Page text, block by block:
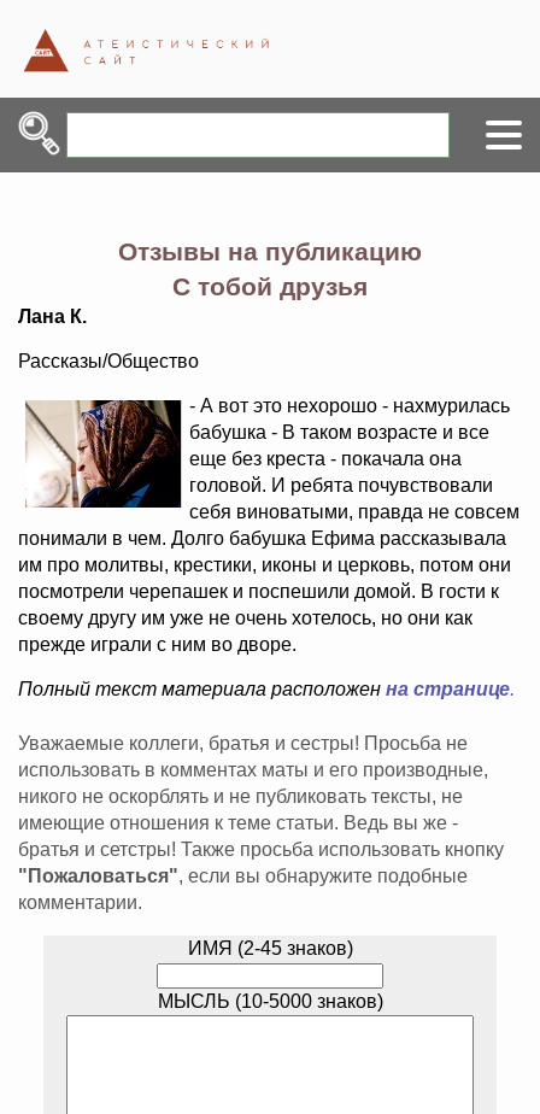
Отзывы на публикацию
С тобой друзья
Лана К.
Рассказы/Общество
- А вот это нехорошо - нахмурилась
бабушка - В таком возрасте и все
еще без креста - покачала она
головой. И ребята почувствовали
себя виноватыми, правда не совсем
понимали в чем. Долго бабушка Ефима рассказывала
им про молитвы, крестики, иконы и церковь, потом они
посмотрели черепашек и поспешили домой. В гости к
своему другу им уже не очень хотелось, но они как
прежде играли с ним во дворе.
Полный текст материала расположен на странице.
Уважаемые коллеги, братья и сестры! Просьба не
использовать в комментах маты и его производные,
никого не оскорблять и не публиковать тексты, не
имеющие отношения к теме статьи. Ведь вы же -
братья и сетстры! Также просьба использовать кнопку
"Пожаловаться", если вы обнаружите подобные
комментарии.
ИМЯ (2-45 знаков)
МЫСЛЬ (10-5000 знаков)